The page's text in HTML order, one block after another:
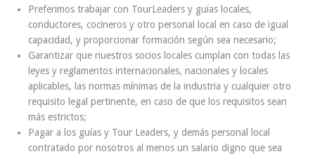
Preferimos trabajar con TourLeaders y guias locales,
conductores, cocineros y otro personal local en caso de igual
capacidad, y proporcionar formación según sea necesario;
Garantizar que nuestros socios locales cumplan con todas las
leyes y reglamentos internacionales, nacionales y locales
aplicables, las normas mínimas de la industria y cualquier otro
requisito legal pertinente, en caso de que los requisitos sean
más estrictos;
Pagar a los guías y Tour Leaders, y demás personal local
contratado por nosotros al menos un salario digno que sea